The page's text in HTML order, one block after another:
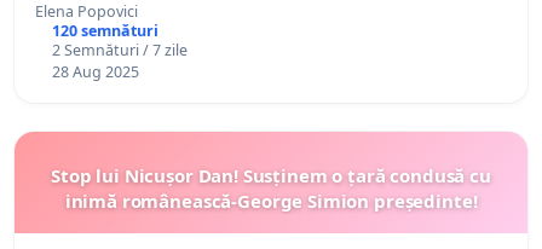
Elena Popovici
120 semnături
2 Semnături / 7 zile
28 Aug 2025
Stop lui Nicușor Dan! Susținem o țară condusă cu
inimă românească-George Simion președinte!